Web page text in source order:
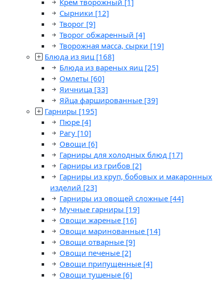
Крем творожный [1]
Сырники [12]
Творог [9]
Творог обжаренный [4]
Творожная масса, сырки [19]
Блюда из яиц [168]
Блюда из вареных яиц [25]
Омлеты [60]
Яичница [33]
Яйца фаршированные [39]
Гарниры [195]
Пюре [4]
Рагу [10]
Овощи [6]
Гарниры для холодных блюд [17]
Гарниры из грибов [2]
Гарниры из круп, бобовых и макаронных
изделий [23]
Гарниры из овощей сложные [44]
Мучные гарниры [19]
Овощи жареные [16]
Овощи маринованные [14]
Овощи отварные [9]
Овощи печеные [2]
Овощи припущенные [4]
Овощи тушеные [6]